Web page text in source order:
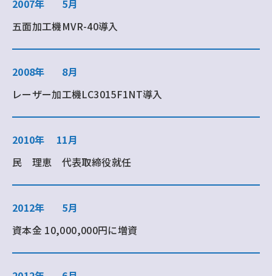
2007年
5月
五面加工機MVR-40導入
2008年
8月
レーザー加工機LC3015F1NT導入
2010年
11月
民 理恵 代表取締役就任
2012年
5月
資本金 10,000,000円に増資